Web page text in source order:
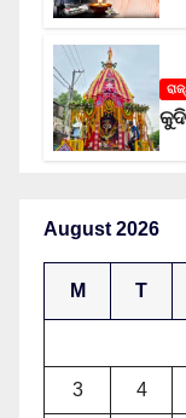
August 2026
M T
3 4